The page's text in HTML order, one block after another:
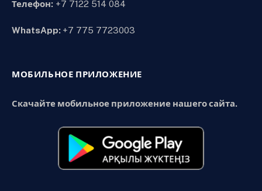
Телефон: +7 7122 514 084
WhatsApp: +7 775 7723003
МОБИЛЬНОЕ ПРИЛОЖЕНИЕ
Скачайте мобильное приложение нашего сайта.